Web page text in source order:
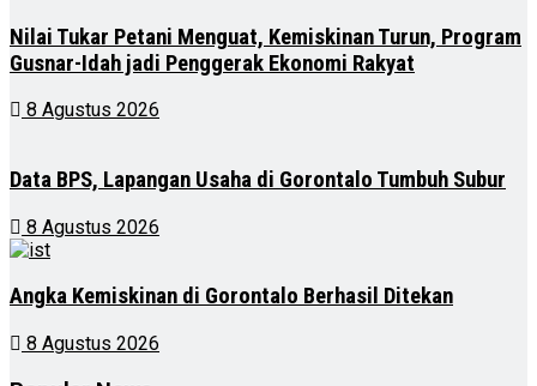
Nilai Tukar Petani Menguat, Kemiskinan Turun, Program
Gusnar-Idah jadi Penggerak Ekonomi Rakyat
8 Agustus 2026
Data BPS, Lapangan Usaha di Gorontalo Tumbuh Subur
8 Agustus 2026
Angka Kemiskinan di Gorontalo Berhasil Ditekan
8 Agustus 2026